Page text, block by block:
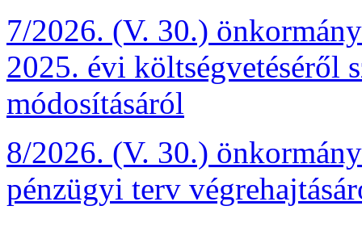
7/2026. (V. 30.)
2025. évi költségvetéséről
módosításáról
8/2026. (V. 30.)
pénzügyi terv